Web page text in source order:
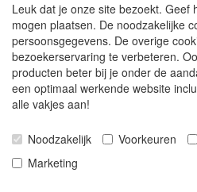
landen: geen gratis
verzending, portkosten
worden aangerekend.
Zie voor een overzicht
van alle verzendkosten
"Verzendkosten" op de
homepagina.
onze
Leuk dat je onze site bezoekt. Geef
mogen plaatsen. De noodzakelijke
persoonsgegevens. De overige
bezoekerservaring te verbeteren.
producten beter bij je onder de
een optimaal werkende website
alle vakjes aan!
Noodzakelijk Voorkeuren
Marketing